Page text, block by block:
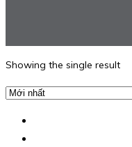
Showing the single result